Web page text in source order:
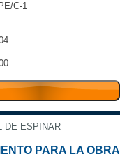
C-1
DE ESPINAR
PARA LA OBRA